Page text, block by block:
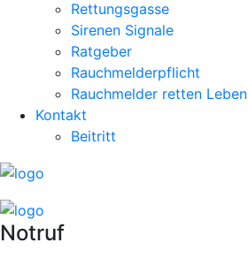
Rettungsgasse
Sirenen Signale
Ratgeber
Rauchmelderpflicht
Rauchmelder retten Leben
Kontakt
Beitritt
Notruf